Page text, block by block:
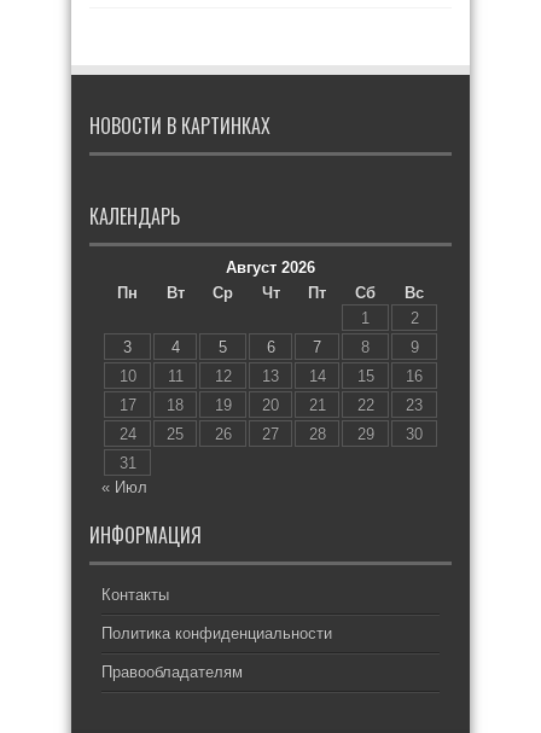
НОВОСТИ В КАРТИНКАХ
КАЛЕНДАРЬ
Август 2026
Пн
Вт Ср Чт Пт Сб
Вс
1
2
3
4 5 6 7 8
9
10
11 12 13 14 15
16
17
18 19 20 21 22
23
24
25 26 27 28 29
30
31
« Июл
ИНФОРМАЦИЯ
Контакты
Политика конфиденциальности
Правообладателям